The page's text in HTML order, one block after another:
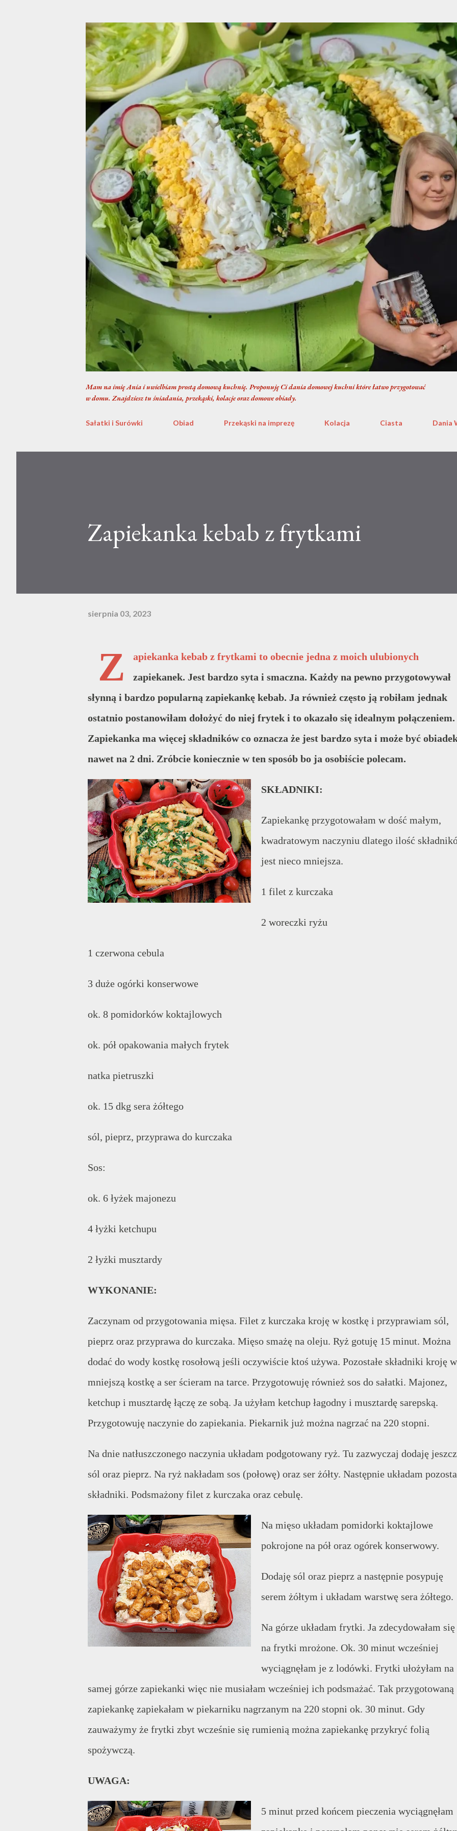
Mam na imię Ania i uwielbiam prostą domową kuchnię. Proponuję Ci dania domowej kuchni które łatwo przygotować
w domu. Znajdziesz tu śniadania, przekąski, kolacje oraz domowe obiady.
Sałatki i Surówki Obiad Przekąski na imprezę Kolacja Ciasta Dania
Zapiekanka kebab z frytkami
sierpnia 03, 2023
Z
apiekanka kebab z frytkami to obecnie jedna z moich ulubionych
zapiekanek. Jest bardzo syta i smaczna. Każdy na pewno przygotowywał
słynną i bardzo popularną zapiekankę kebab. Ja również często ją robiłam jednak
ostatnio postanowiłam dołożyć do niej frytek i to okazało się idealnym połączeniem.
Zapiekanka ma więcej składników co oznacza że jest bardzo syta i może być
nawet na 2 dni. Zróbcie koniecznie w ten sposób bo ja osobiście polecam.
SKŁADNIKI:
Zapiekankę przygotowałam w dość małym,
kwadratowym naczyniu dlatego ilość
jest nieco mniejsza.
1 filet z kurczaka
2 woreczki ryżu
1 czerwona cebula
3 duże ogórki konserwowe
ok. 8 pomidorków koktajlowych
ok. pół opakowania małych frytek
natka pietruszki
ok. 15 dkg sera żółtego
sól, pieprz, przyprawa do kurczaka
Sos:
ok. 6 łyżek majonezu
4 łyżki ketchupu
2 łyżki musztardy
WYKONANIE:
Zaczynam od przygotowania mięsa. Filet z kurczaka kroję w kostkę i przyprawiam sól,
pieprz oraz przyprawa do kurczaka. Mięso smażę na oleju. Ryż gotuję 15 minut. Można
dodać do wody kostkę rosołową jeśli oczywiście ktoś używa. Pozostałe składniki kroję w
mniejszą kostkę a ser ścieram na tarce. Przygotowuję również sos do sałatki. Majonez,
ketchup i musztardę łączę ze sobą. Ja użyłam ketchup łagodny i musztardę sarepską.
Przygotowuję naczynie do zapiekania. Piekarnik już można nagrzać na 220 stopni.
Na dnie natłuszczonego naczynia układam podgotowany ryż. Tu zazwyczaj dodaję
sól oraz pieprz. Na ryż nakładam sos (połowę) oraz ser żółty. Następnie układam
składniki. Podsmażony filet z kurczaka oraz cebulę.
Na mięso układam pomidorki koktajlowe
pokrojone na pół oraz ogórek konserwowy.
Dodaję sól oraz pieprz a następnie posypuję
serem żółtym i układam warstwę sera żółtego.
Na górze układam frytki. Ja zdecydowałam się
na frytki mrożone. Ok. 30 minut wcześniej
wyciągnęłam je z lodówki. Frytki ułożyłam na
samej górze zapiekanki więc nie musiałam wcześniej ich podsmażać. Tak przygotowaną
zapiekankę zapiekałam w piekarniku nagrzanym na 220 stopni ok. 30 minut. Gdy
zauważymy że frytki zbyt wcześnie się rumienią można zapiekankę przykryć folią
spożywczą.
UWAGA:
5 minut przed końcem pieczenia wyciągnęłam